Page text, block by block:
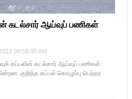
கடல்சார் ஆய்வுப் பணிகள்
09:58:00 AM
கப்பலின் கடல்சார் ஆய்வுப் பணிகள்
குறித்த கப்பல் கொழும்பு பெந்தர